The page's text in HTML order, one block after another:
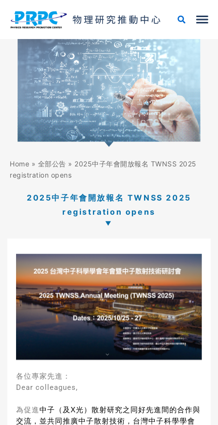
Home » 全部公告 » 2025中子年會開放報名 TWNSS 2025
registration opens
2025中子年會開放報名 TWNSS 2025
registration opens
各位專家先進：
Dear colleagues,
為促進中子（及X光）散射研究之同好先進間的合作與
交流， 並共同推廣中子散射技術，台灣中子科學學會